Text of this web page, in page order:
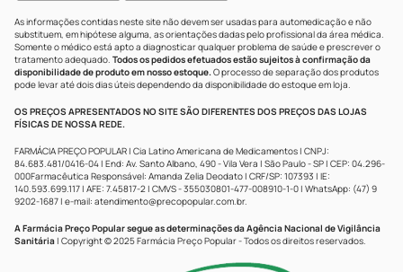
As informações contidas neste site não devem ser usadas para automedicação e não
substituem, em hipótese alguma, as orientações dadas pelo profissional da área médica.
Somente o médico está apto a diagnosticar qualquer problema de saúde e prescrever o
tratamento adequado. Todos os pedidos efetuados estão sujeitos à confirmação da
disponibilidade de produto em nosso estoque.O processo de separação dos produtos
pode levar até dois dias úteis dependendo da disponibilidade do estoque em loja.
OS PREÇOS APRESENTADOS NO SITE SÃO DIFERENTES DOS PREÇOS DAS LOJAS
FÍSICAS DE NOSSA REDE.
FARMÁCIA PREÇO POPULAR | Cia Latino Americana de Medicamentos | CNPJ:
84.683.481/0416-04 | End: Av. Santo Albano, 490 - Vila Vera | São Paulo - SP | CEP: 04.296-
000Farmacêutica Responsável: Amanda Zelia Deodato | CRF/SP: 107393 | IE:
140.593.699.117 | AFE: 7.45817-2 | CMVS - 355030801-477-008910-1-0 | WhatsApp: (47) 9
9202-1687 | e-mail: atendimento@precopopular.com.br.
A Farmácia Preço Popular segue as determinações da Agência Nacional de Vigilância
Sanitária | Copyright © 2025 Farmácia Preço Popular - Todos os direitos reservados.